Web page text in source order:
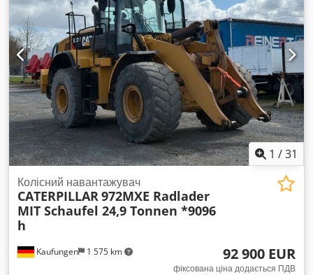
1 /31
Kaufungen 1 575 km
Колісний навантажувач
CATERPILLAR 972MXE Radlader
MIT Schaufel 24,9 Tonnen *9096
h
92 900 EUR
фіксована ціна додається ПДВ